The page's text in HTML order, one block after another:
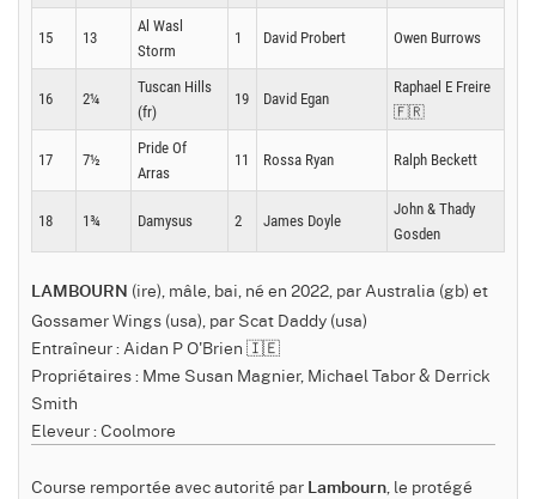
15 13
Al Wasl
Storm
1 David Probert Owen Burrows
16 2¼
Tuscan Hills
(fr)
19 David Egan
Raphael E Freire
🇫🇷
17 7½
Pride Of
Arras
11 Rossa Ryan Ralph Beckett
18 1¾ Damysus 2 James Doyle
John & Thady
Gosden
LAMBOURN (ire), mâle, bai, né en 2022, par Australia (gb) et
Gossamer Wings (usa), par Scat Daddy (usa)
Entraîneur : Aidan P O'Brien 🇮🇪
Propriétaires : Mme Susan Magnier, Michael Tabor & Derrick
Smith
Eleveur : Coolmore
Course remportée avec autorité par Lambourn , le protégé